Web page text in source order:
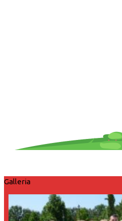
Galleria